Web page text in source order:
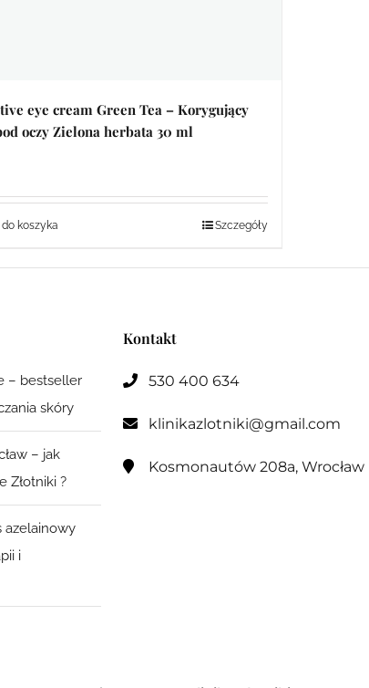
eye cream Green Tea – Korygujący
oczy Zielona herbata 30 ml
do koszyka Szczegóły
– bestseller
skóry
– jak
Złotniki ?
azelainowy
i
Kontakt
 530 400 634
 klinikazlotniki@gmail.com
 Kosmonautów 208a, Wrocław